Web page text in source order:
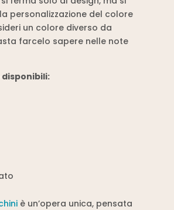
personalizzazione del colore
un colore diverso da
farcelo sapere nelle note
è un’opera unica, pensata